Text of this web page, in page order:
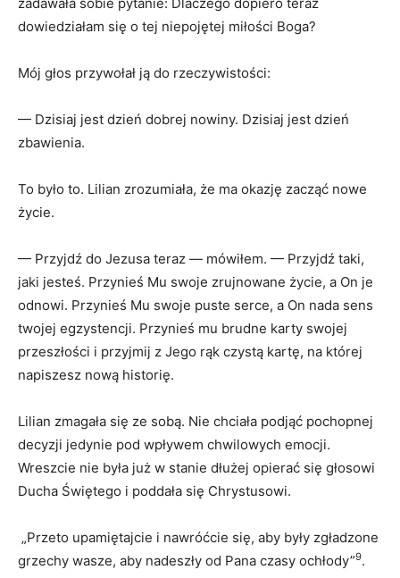
dowiedziałam się o tej niepojętej miłości Boga?
Mój głos przywołał ją do rzeczywistości:
— Dzisiaj jest dzień dobrej nowiny. Dzisiaj jest dzień
zbawienia.
To było to. Lilian zrozumiała, że ma okazję zacząć nowe
życie.
— Przyjdź do Jezusa teraz — mówiłem. — Przyjdź taki,
jaki jesteś. Przynieś Mu swoje zrujnowane życie, a On je
odnowi. Przynieś Mu swoje puste serce, a On nada sens
twojej egzystencji. Przynieś mu brudne karty swojej
przeszłości i przyjmij z Jego rąk czystą kartę, na której
napiszesz nową historię.
Lilian zmagała się ze sobą. Nie chciała podjąć pochopnej
decyzji jedynie pod wpływem chwilowych emocji.
Wreszcie nie była już w stanie dłużej opierać się głosowi
Ducha Świętego i poddała się Chrystusowi.
„Przeto upamiętajcie i nawróćcie się, aby były zgładzone
grzechy wasze, aby nadeszły od Pana czasy ochłody”9.